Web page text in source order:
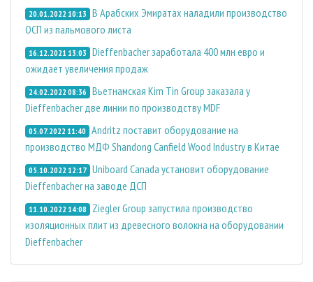
20.01.2022 10:13 В Арабских Эмиратах наладили производство
ОСП из пальмового листа
16.12.2021 13:03 Dieffenbacher заработала 400 млн евро и
ожидает увеличения продаж
24.02.2022 08:36 Вьетнамская Kim Tin Group заказала у
Dieffenbacher две линии по производству MDF
05.07.2022 11:40 Andritz поставит оборудование на
производство МДФ Shandong Canfield Wood Industry в Китае
05.10.2022 12:17 Uniboard Canada установит оборудование
Dieffenbacher на заводе ДСП
11.10.2022 14:08
Ziegler Group запустила производство
изоляционных плит из древесного волокна на оборудовании
Dieffenbacher